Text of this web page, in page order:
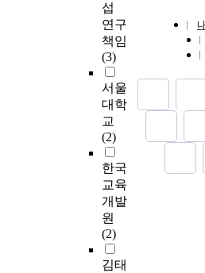
섭
연구
책임
(3)
서울
대학
교
(2)
한국
교육
개발
원
(2)
김태